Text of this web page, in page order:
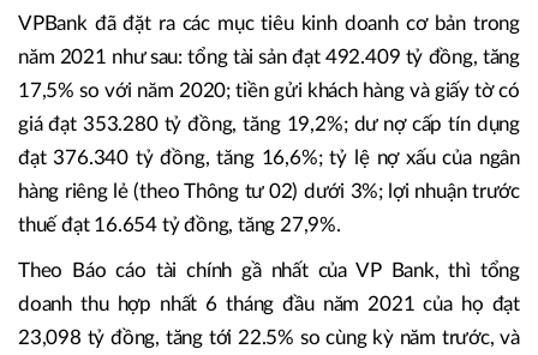
VPBank đã đặt ra các mục tiêu kinh doanh cơ bản trong
năm 2021 như sau: tổng tài sản đạt 492.409 tỷ đồng, tăng
17,5% so với năm 2020; tiền gửi khách hàng và giấy tờ có
giá đạt 353.280 tỷ đồng, tăng 19,2%; dư nợ cấp tín dụng
đạt 376.340 tỷ đồng, tăng 16,6%; tỷ lệ nợ xấu của ngân
hàng riêng lẻ (theo Thông tư 02) dưới 3%; lợi nhuận trước
thuế đạt 16.654 tỷ đồng, tăng 27,9%.
Theo Báo cáo tài chính gầ nhất của VP Bank, thì tổng
doanh thu hợp nhất 6 tháng đầu năm 2021 của họ đạt
23,098 tỷ đồng, tăng tới 22.5% so cùng kỳ năm trước, và